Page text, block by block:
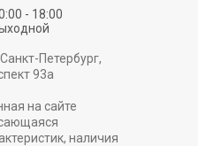
- 18:00
Петербург,
93а
на сайте
наличия